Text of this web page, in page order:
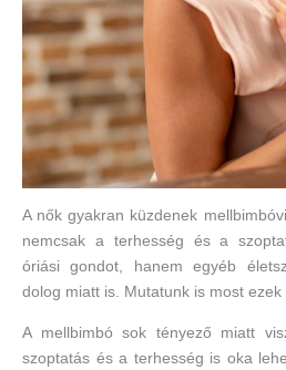
A nők gyakran küzdenek
nemcsak a terhesség és a
óriási gondot, hanem egyéb
dolog miatt is. Mutatunk is most ezek
A mellbimbó sok tényező miatt
szoptatás és a terhesség is oka